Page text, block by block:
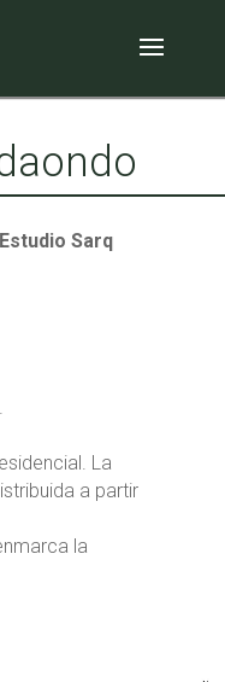
Estudio Sarq
La
a partir
la